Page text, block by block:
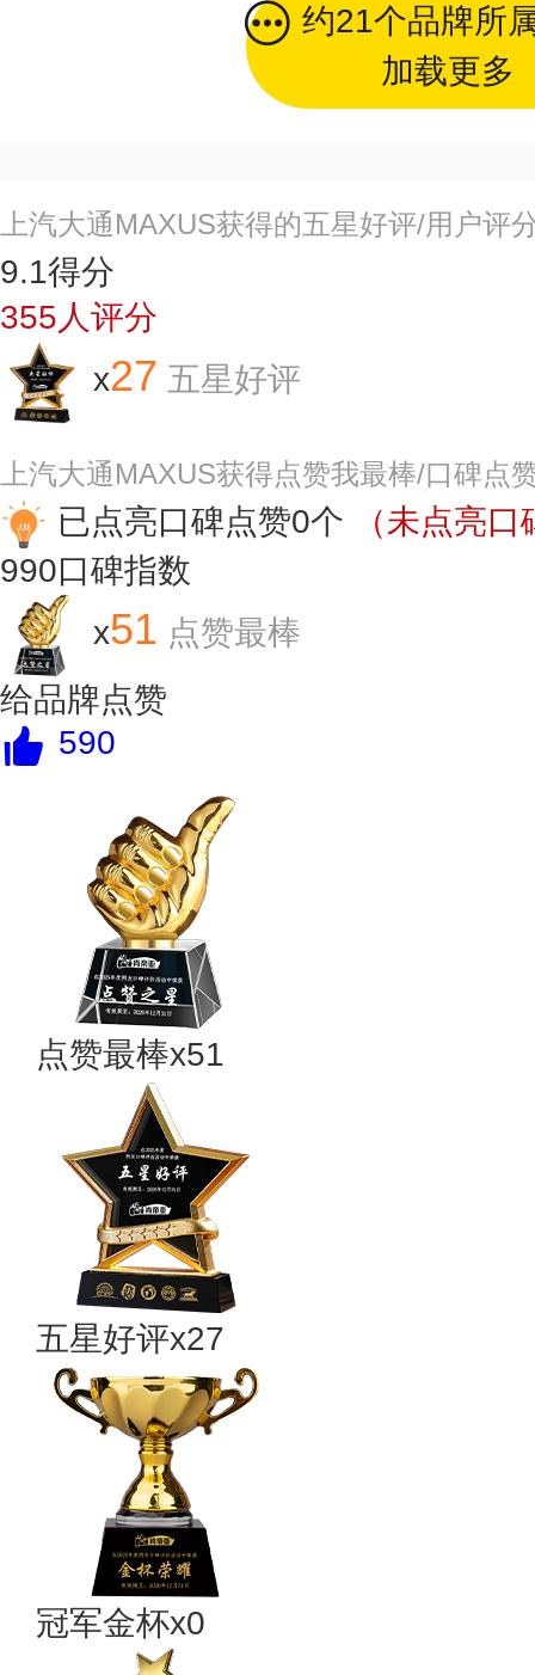
约21个品牌所
加载更多
上汽大通MAXUS获得的五星好评/用户评
9.1得分
355人评分
x27 五星好评
上汽大通MAXUS获得点赞我最棒/口碑点
已点亮口碑点赞0个
（未点亮
990口碑指数
x51 点赞最棒
给品牌点赞
590
点赞最棒x51
五星好评x27
冠军金杯x0